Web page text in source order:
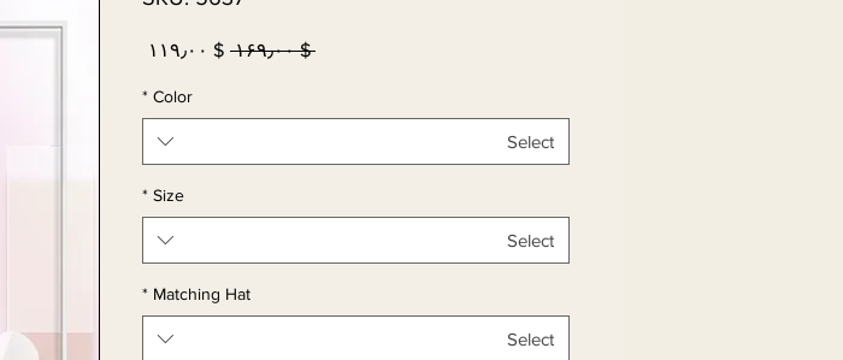
$ ۱۶۹٫۰۰
Regular
$ ۱۱۹٫۰۰
Color
*
Select
Size
*
Select
Matching Hat
*
Select